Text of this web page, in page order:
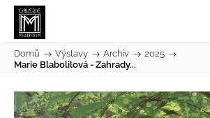
Domů / Výstavy / Archiv / 2025 /
Marie Blabolilová - Zahrady...